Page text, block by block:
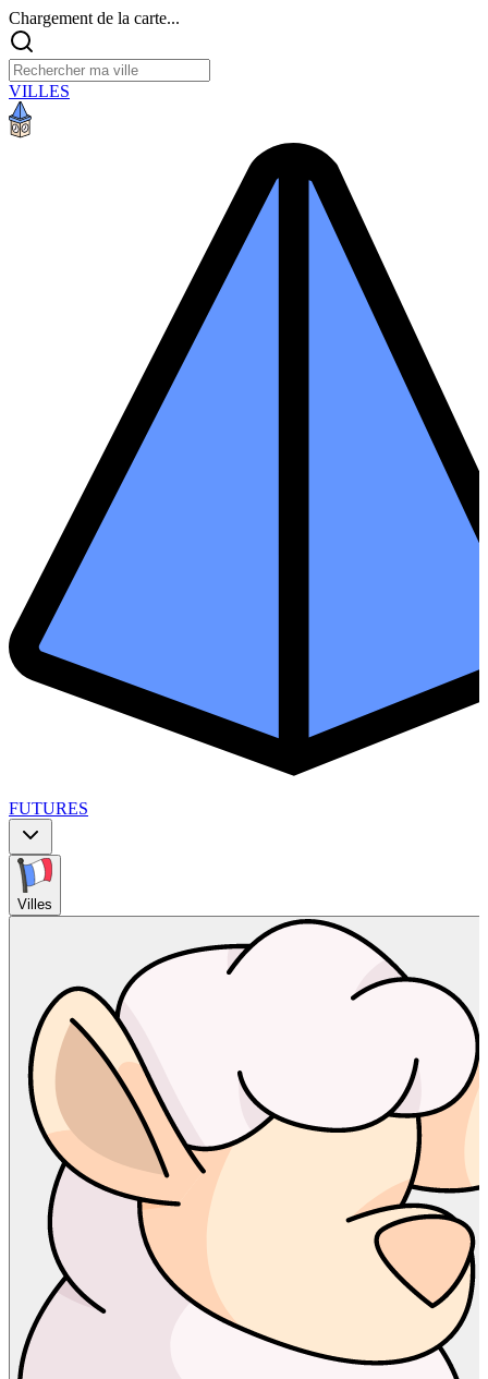
Chargement de la carte...
VILLES
FUTURES
Villes